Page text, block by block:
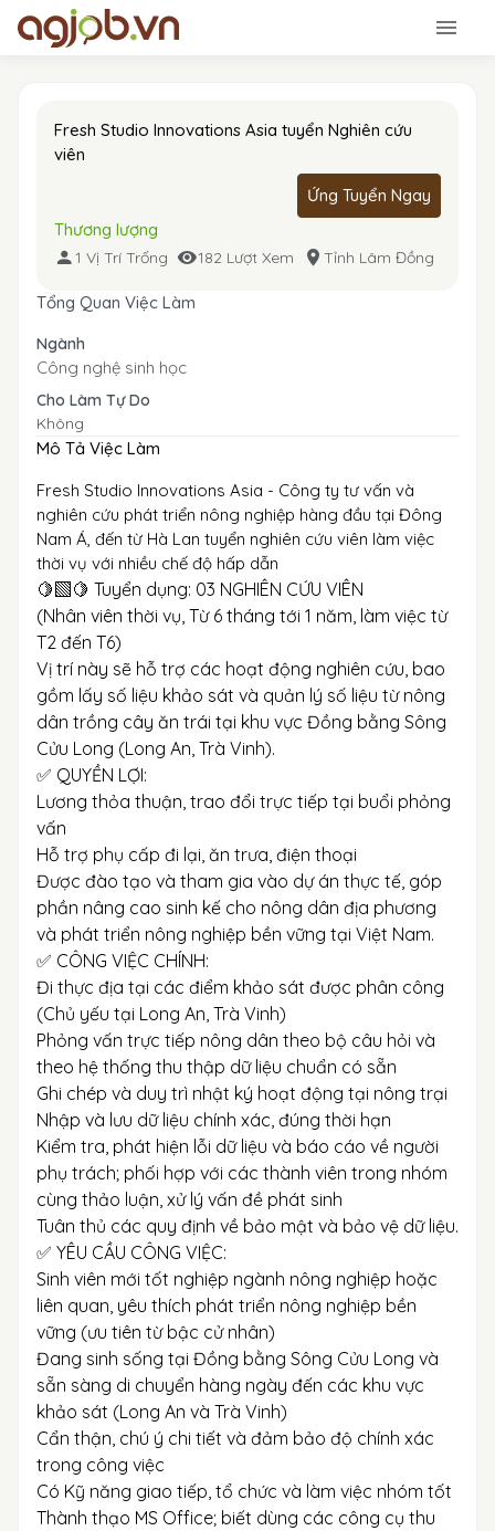
Fresh Studio Innovations Asia tuyển Nghiên cứu
viên
Ứng Tuyển Ngay
Thương lượng
1 Vị Trí Trống 182 Lượt Xem Tỉnh Lâm Đồng
Tổng Quan Việc Làm
Ngành
Công nghệ sinh học
Cho Làm Tự Do
Không
Mô Tả Việc Làm
Fresh Studio Innovations Asia - Công ty tư vấn và
nghiên cứu phát triển nông nghiệp hàng đầu tại Đông
Nam Á, đến từ Hà Lan tuyển nghiên cứu viên làm việc
thời vụ với nhiều chế độ hấp dẫn
🍋‍🟩🍋 Tuyển dụng: 03 NGHIÊN CỨU VIÊN
(Nhân viên thời vụ, Từ 6 tháng tới 1 năm, làm việc từ
T2 đến T6)
Vị trí này sẽ hỗ trợ các hoạt động nghiên cứu, bao
gồm lấy số liệu khảo sát và quản lý số liệu từ nông
dân trồng cây ăn trái tại khu vực Đồng bằng Sông
Cửu Long (Long An, Trà Vinh).
✅ QUYỀN LỢI:
Lương thỏa thuận, trao đổi trực tiếp tại buổi phỏng
vấn
Hỗ trợ phụ cấp đi lại, ăn trưa, điện thoại
Được đào tạo và tham gia vào dự án thực tế, góp
phần nâng cao sinh kế cho nông dân địa phương
và phát triển nông nghiệp bền vững tại Việt Nam.
✅ CÔNG VIỆC CHÍNH:
Đi thực địa tại các điểm khảo sát được phân công
(Chủ yếu tại Long An, Trà Vinh)
Phỏng vấn trực tiếp nông dân theo bộ câu hỏi và
theo hệ thống thu thập dữ liệu chuẩn có sẵn
Ghi chép và duy trì nhật ký hoạt động tại nông trại
Nhập và lưu dữ liệu chính xác, đúng thời hạn
Kiểm tra, phát hiện lỗi dữ liệu và báo cáo về người
phụ trách; phối hợp với các thành viên trong nhóm
cùng thảo luận, xử lý vấn đề phát sinh
Tuân thủ các quy định về bảo mật và bảo vệ dữ liệu.
✅ YÊU CẦU CÔNG VIỆC:
Sinh viên mới tốt nghiệp ngành nông nghiệp hoặc
liên quan, yêu thích phát triển nông nghiệp bền
vững (ưu tiên từ bậc cử nhân)
Đang sinh sống tại Đồng bằng Sông Cửu Long và
sẵn sàng di chuyển hàng ngày đến các khu vực
khảo sát (Long An và Trà Vinh)
Cẩn thận, chú ý chi tiết và đảm bảo độ chính xác
trong công việc
Có Kỹ năng giao tiếp, tổ chức và làm việc nhóm tốt
Thành thạo MS Office; biết dùng các công cụ thu